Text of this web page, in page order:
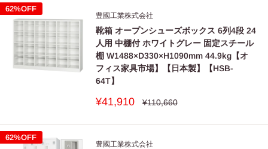
62%OFF
豊國工業株式会社
靴箱 オープンシューズボックス 6列4段 24
人用 中棚付 ホワイトグレー 固定スチール
棚 W1488×D330×H1090mm 44.9kg【オ
フィス家具市場】【日本製】【HSB-
64T】
販
価
¥41,910
通
格
¥110,660
62%OFF
豊國工業株式会社